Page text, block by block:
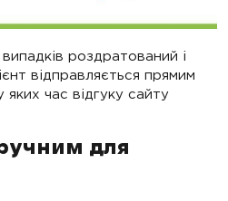
роздратований і
відправляється прямим
час відгуку сайту
для